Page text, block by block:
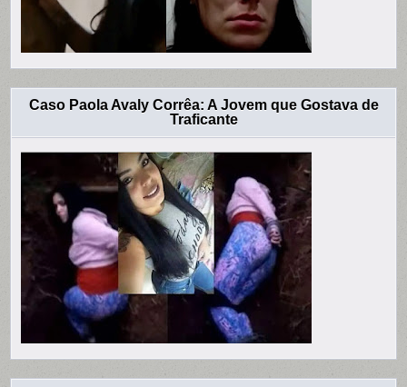
Caso Paola Avaly Corrêa: A Jovem que Gostava de
Traficante